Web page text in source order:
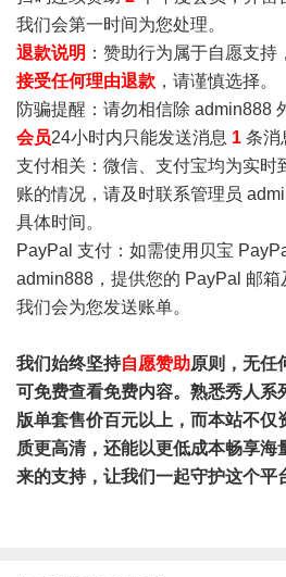
我们会第一时间为您处理。
退款说明 ：赞助行为属于自愿支持
接受任何理由退款 ，请谨慎选择。
防骗提醒：请勿相信除 admin888
会员24小时内只能发送消息 1 条消
支付相关：微信、支付宝均为实时
账的情况，请及时联系管理员
具体时间。
PayPal 支付：如需使用贝宝
admin888，提供您的 PayPal 邮箱
我们会为您发送账单。
我们始终坚持自愿赞助原则，无任
可免费查看免费内容。熟悉秀人系
版单套售价百元以上，而本站不仅
质更高清，还能以更低成本畅享海
来的支持，让我们一起守护这个平